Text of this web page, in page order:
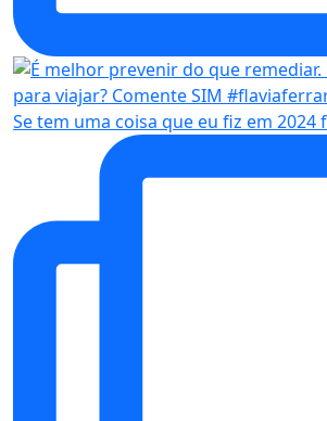
Se tem uma coisa que eu fiz em 2024